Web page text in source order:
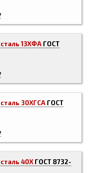
сталь 13ХФА ГОСТ
сталь 30ХГСА ГОСТ
сталь 40Х ГОСТ 8732-